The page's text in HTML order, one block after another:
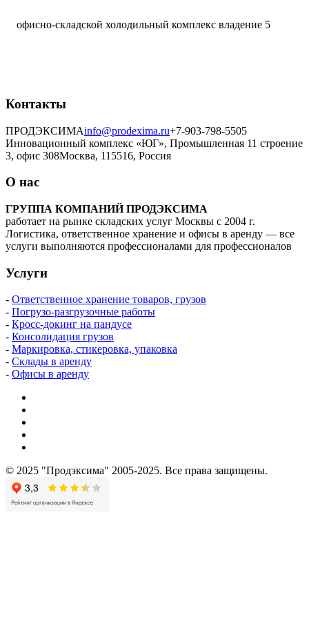
Контакты
ПРОДЭКСИМАinfo@prodexima.ru+7-903-798-5505
Инновационный комплекс «ЮГ», Промышленная 11 строение
3, офис 308Москва, 115516, Россия
О нас
ГРУППА КОМПАНИЙ ПРОДЭКСИМА
работает на рынке складских услуг Москвы с 2004 г.
Логистика, ответственное хранение и офисы в аренду — все
услуги выполняются профессионалами для профессионалов
Услуги
- Ответственное хранение товаров, грузов
- Погрузо-разгрузочные работы
- Кросс-докинг на пандусе
- Консолидация грузов
- Маркировка, стикеровка, упаковка
- Склады в аренду
- Офисы в аренду
© 2025 "Продэксима" 2005-2025. Все права защищены.